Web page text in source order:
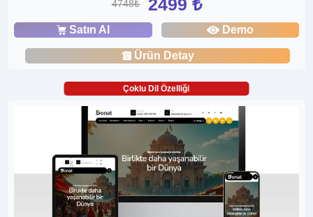
4748₺ 2499 ₺
Satın Al Demo
Ürün Detay
Çoklu Dil Özelliği